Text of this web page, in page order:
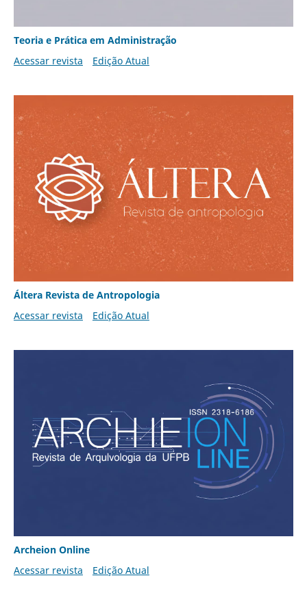
Teoria e Prática em Administração
Acessar revista
Edição Atual
Áltera Revista de Antropologia
Acessar revista
Edição Atual
Archeion Online
Acessar revista
Edição Atual